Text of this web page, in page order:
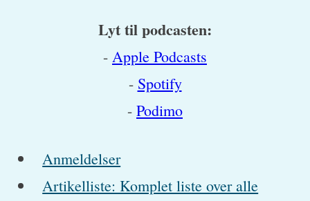
Lyt til podcasten:
- Apple Podcasts
- Spotify
- Podimo
Anmeldelser
Artikelliste: Komplet liste over alle